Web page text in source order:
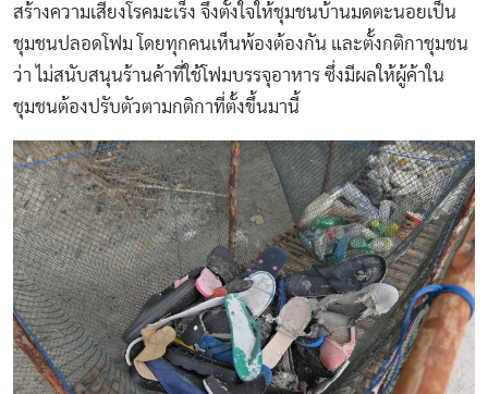
สร้างความเสี่ยงโรคมะเร็ง จึงตั้งใจให้ชุมชนบ้านมดตะนอยเป็น
ชุมชนปลอดโฟม โดยทุกคนเห็นพ้องต้องกัน และตั้งกติกาชุมชน
ว่า ไม่สนับสนุนร้านค้าที่ใช้โฟมบรรจุอาหาร ซึ่งมีผลให้ผู้ค้าใน
ชุมชนต้องปรับตัวตามกติกาที่ตั้งขึ้นมานี้